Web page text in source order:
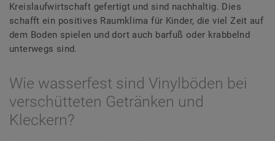
Kreislaufwirtschaft gefertigt und sind nachhaltig. Dies
schafft ein positives Raumklima für Kinder, die viel Zeit auf
dem Boden spielen und dort auch barfuß oder krabbelnd
unterwegs sind.
Wie wasserfest sind Vinylböden bei
verschütteten Getränken und
Kleckern?